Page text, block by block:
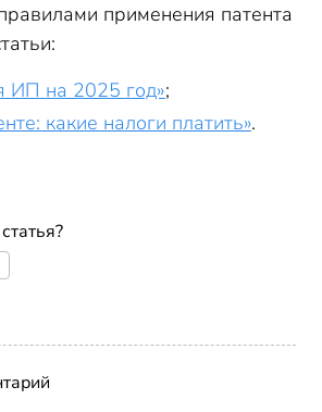
применения патента
ИП на 2025 год»;
какие налоги платить».